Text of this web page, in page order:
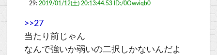
29: 2019/01/12(土) 20:13:44.53 ID:/0Owviqb0
>>27
当たり前じゃん
なんで強いか弱いの二択しかないんだよ